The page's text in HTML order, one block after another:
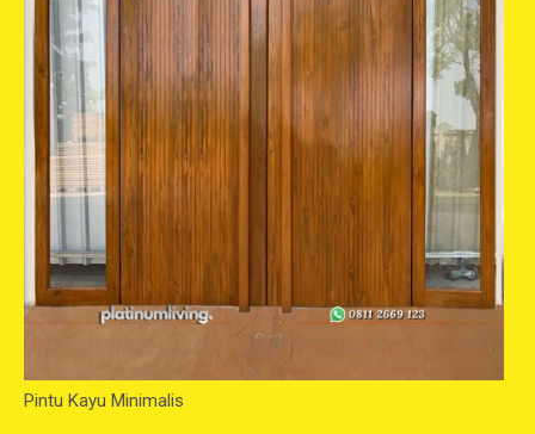
Pintu Kayu Minimalis